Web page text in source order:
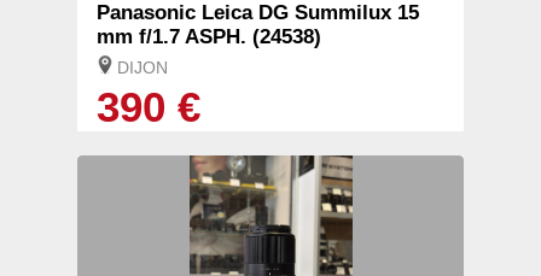
Panasonic Leica DG Summilux 15
mm f/1.7 ASPH. (24538)
DIJON
390 €